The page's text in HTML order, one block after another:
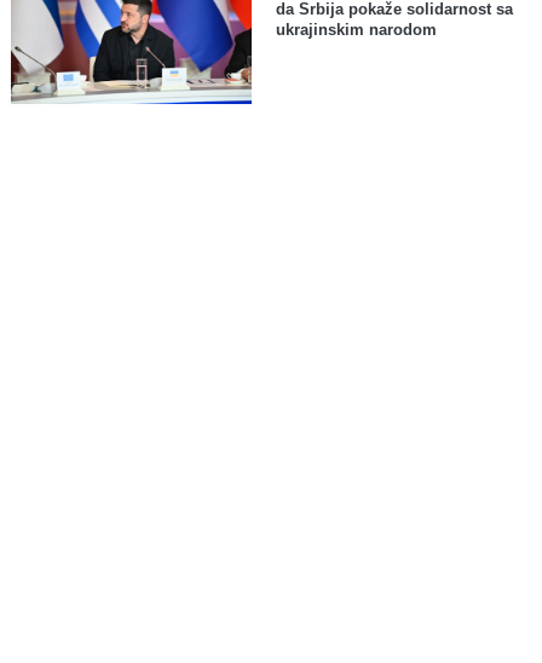
da Srbija pokaže solidarnost sa
ukrajinskim narodom